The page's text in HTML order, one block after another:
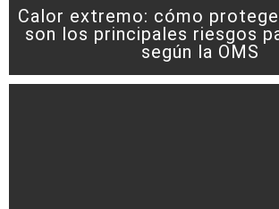
Calor extremo: cómo
son los principales riesgos
según la OMS